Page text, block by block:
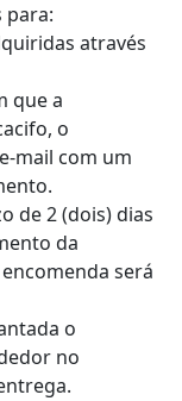
para:
através
que a
o
mail com um
de 2 (dois) dias
da
será
o
no